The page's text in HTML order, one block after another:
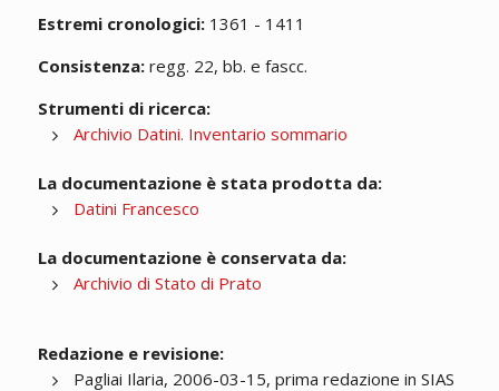
Estremi cronologici:1361 - 1411
Consistenza:regg. 22, bb. e fascc.
Strumenti di ricerca:
Archivio Datini. Inventario sommario
La documentazione è stata prodotta da:
Datini Francesco
La documentazione è conservata da:
Archivio di Stato di Prato
Redazione e revisione:
Pagliai Ilaria, 2006-03-15, prima redazione in SIAS